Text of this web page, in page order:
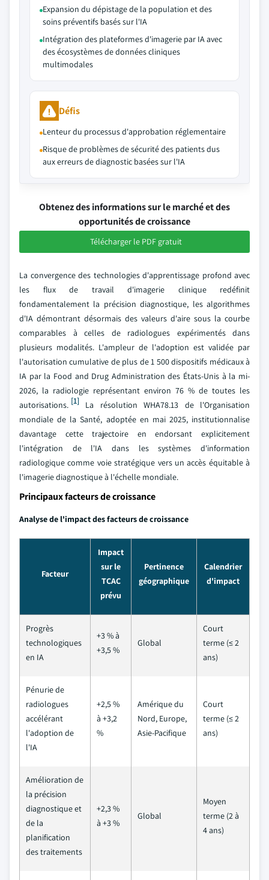
Expansion du dépistage de la population et des
soins préventifs basés sur l'IA
Intégration des plateformes d'imagerie par IA avec
des écosystèmes de données cliniques
multimodales
Défis
Lenteur du processus d'approbation réglementaire
Risque de problèmes de sécurité des patients dus
aux erreurs de diagnostic basées sur l'IA
Obtenez des informations sur le marché et des
opportunités de croissance
Télécharger le PDF gratuit
La convergence des technologies d'apprentissage profond avec
les flux de travail d'imagerie clinique redéfinit
fondamentalement la précision diagnostique, les algorithmes
d'IA démontrant désormais des valeurs d'aire sous la courbe
comparables à celles de radiologues expérimentés dans
plusieurs modalités. L'ampleur de l'adoption est validée par
l'autorisation cumulative de plus de 1 500 dispositifs médicaux à
IA par la Food and Drug Administration des États-Unis à la mi-
2026, la radiologie représentant environ 76 % de toutes les
autorisations. [1] La résolution WHA78.13 de l'Organisation
mondiale de la Santé, adoptée en mai 2025, institutionnalise
davantage cette trajectoire en endorsant explicitement
l'intégration de l'IA dans les systèmes d'information
radiologique comme voie stratégique vers un accès équitable à
l'imagerie diagnostique à l'échelle mondiale.
Principaux facteurs de croissance
Analyse de l'impact des facteurs de croissance
Facteur
Impact
sur le
TCAC
prévu
Pertinence
géographique
Calendrier
d'impact
Progrès
technologiques
en IA
+3 % à
+3,5 %
Global
Court
terme (≤ 2
ans)
Pénurie de
radiologues
accélérant
l'adoption de
l'IA
+2,5 %
à +3,2
%
Amérique du
Nord, Europe,
Asie-Pacifique
Court
terme (≤ 2
ans)
Amélioration de
la précision
diagnostique et
de la
planification
des traitements
+2,3 %
à +3 %
Global
Moyen
terme (2 à
4 ans)